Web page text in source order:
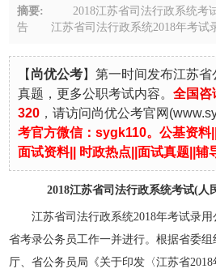
摘要:
2018江苏省司法行政系统考
告 江苏省司法行政系统2018年考试
社会保障厅、省公务员局《关于印发〈
【 尚优公考】第一时间发布江苏
真题，更多公职考试内容。全国
320 ，请访问尚优公考官网 (
考官方微信：sygk110。公基资料|
面试资料|| 时政热点 ||面试真题 ||辅
2018江苏省司法行政系统考试(人
江苏省司法行政系统2018年考试录用
省考录公务员工作一并进行。根据省委
厅、省公务员局《关于印发〈江苏省